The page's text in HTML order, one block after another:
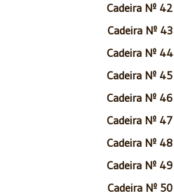
Cadeira Nº 42
Cadeira Nº 43
Cadeira Nº 44
Cadeira Nº 45
Cadeira Nº 46
Cadeira Nº 47
Cadeira Nº 48
Cadeira Nº 49
Cadeira Nº 50